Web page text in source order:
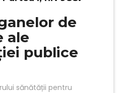
de
ale
publice
sănătății pentru